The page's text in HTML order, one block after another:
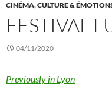
CINÉMA,CULTURE &
FESTIVAL
04/11/2020
Previously in Lyon